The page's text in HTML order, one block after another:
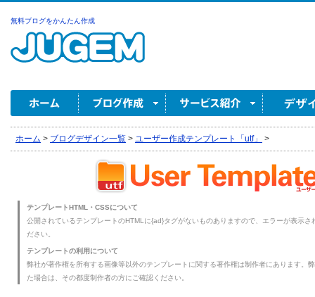
無料ブログをかんたん作成
ホーム > ブログデザイン一覧 > ユーザー作成テンプレート「utf」 >
テンプレートHTML・CSSについて
公開されているテンプレートのHTMLに{ad}タグがないものありますので、エラーが表示
ださい。
テンプレートの利用について
弊社が著作権を所有する画像等以外のテンプレートに関する著作権は制作者にあります。
た場合は、その都度制作者の方にご確認ください。